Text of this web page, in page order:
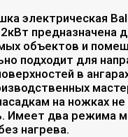
электрическая
предназначена
объектов и
подходит для
в
на ножках не
Имеет два режима
нагрева.